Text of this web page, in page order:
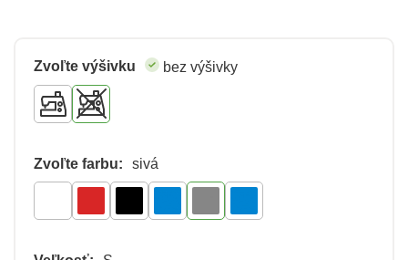
Zvoľte výšivku bez výšivky
Zvoľte farbu: sivá